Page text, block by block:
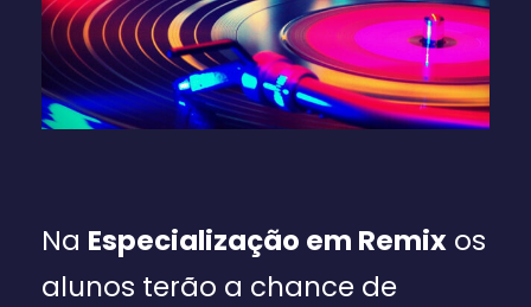
Na Especialização em Remix os
alunos terão a chance de